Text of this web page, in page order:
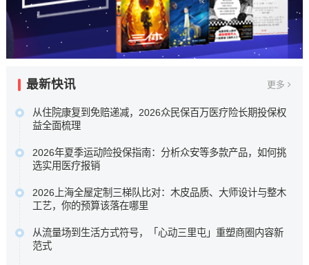
最新快讯 更多
从住院康复到免赔递减，2026众民保百万医疗险长期投保权
益全面梳理
较，核心围绕众安保险众民保2026臻选版，重点梳理其极宽
投保准入规则、新增住院康复责任，以及长期持有可获的免
赔额递减或既往症赔付等相伴权益，以期为不...…
原文链接
2026年夏季运动险投保指南：分析众安等多款产品，如何挑
选实用医疗报销
，我们针对众安等多款热门运动险的理赔细则进行了深度梳
理 ，助您理清保障核心，在运动时多一份安心。…
原文链接
2026上海全屋定制三梯队比对：木皮品质、大师设计与整木
工艺，你的预算该落在哪里
比区间，博洛尼以“大师设计+德国品质”定位中高端，图森则
专注高端大宅整木定制。…
从流量场到生活方式符号，「心动三里屯」重塑商圈内容新
范式